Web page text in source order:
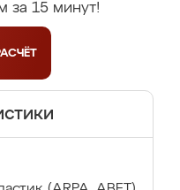
за 15 минут!